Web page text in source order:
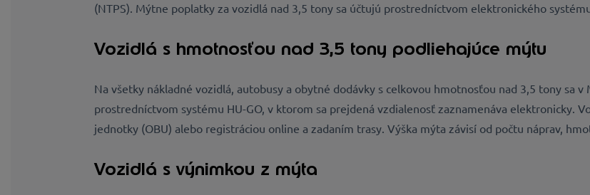
(NTPS). Mýtne poplatky za vozidlá nad 3,5 tony sa účtujú prostredníctvom elektronického
Vozidlá s hmotnosťou nad 3,5 tony podliehajúce mýtu
Na všetky nákladné vozidlá, autobusy a obytné dodávky s celkovou hmotnosťou nad 3,5 tony sa
prostredníctvom systému HU-GO, v ktorom sa prejdená vzdialenosť zaznamenáva elektronicky.
jednotky (OBU) alebo registráciou online a zadaním trasy. Výška mýta závisí od počtu náprav,
Vozidlá s výnimkou z mýta